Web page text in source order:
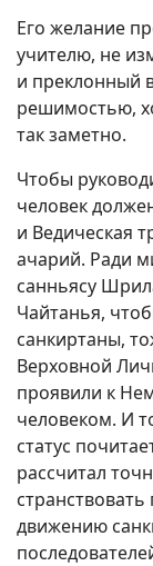
Его желание
учителю, не
и преклонный
решимостью,
так заметно.
Чтобы
человек
и Ведическая
ачарий. Ради
санньясу
Чайтанья,
санкиртаны,
Верховной
проявили к
человеком. И
статус
рассчитал
движению